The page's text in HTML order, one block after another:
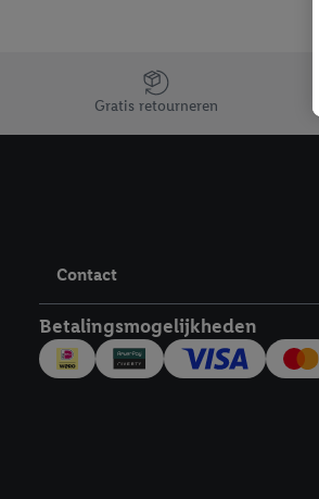
Jouw voordelen bij ons als Lidl webshop
Gratis retourneren
Contact
Betalingsmogelijkheden